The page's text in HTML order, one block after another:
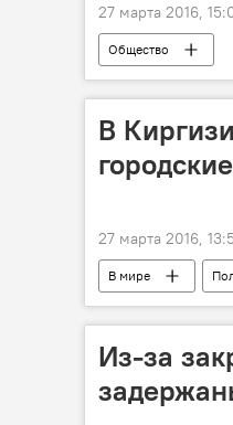
27 марта 2016,
Общество
В
27 марта 2016,
В мире
Из-за